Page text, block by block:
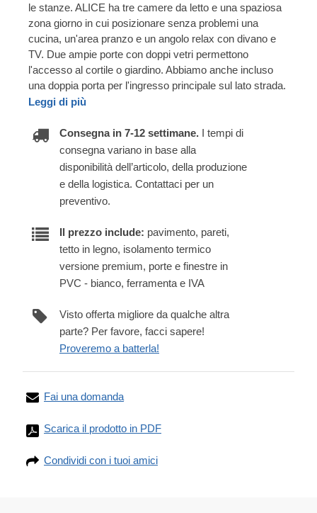
le stanze. ALICE ha tre camere da letto e una spaziosa
zona giorno in cui posizionare senza problemi una
cucina, un'area pranzo e un angolo relax con divano e
TV. Due ampie porte con doppi vetri permettono
l'accesso al cortile o giardino. Abbiamo anche incluso
una doppia porta per l'ingresso principale sul lato strada.
Leggi di più
Consegna in 7-12 settimane. I tempi di
consegna variano in base alla
disponibilità dell’articolo, della produzione
e della logistica. Contattaci per un
preventivo.
Il prezzo include: pavimento, pareti,
tetto in legno, isolamento termico
versione premium, porte e finestre in
PVC - bianco, ferramenta e IVA
Visto offerta migliore da qualche altra
parte? Per favore, facci sapere!
Proveremo a batterla!
Fai una domanda
Scarica il prodotto in PDF
Condividi con i tuoi amici